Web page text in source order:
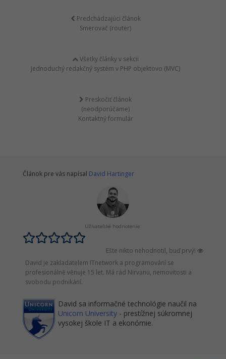
Predchádzajúci článok
Smerovač (router)
Všetky články v sekcii
Jednoduchý redakčný systém v PHP objektovo (MVC)
Preskočiť článok
(neodporúčame)
Kontaktný formulár
Článok pre vás napísal David Hartinger
Užívateľské hodnotenie:
Ešte nikto nehodnotil, buď prvý!
David je zakladatelem ITnetwork a programování se
profesionálně věnuje 15 let. Má rád Nirvanu, nemovitosti a
svobodu podnikání.
David sa informačné technológie naučil na
Unicorn University - prestížnej súkromnej
vysokej škole IT a ekonómie.